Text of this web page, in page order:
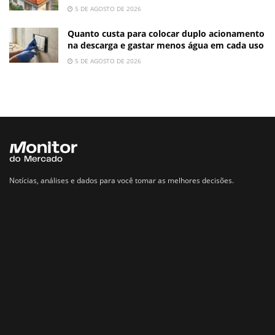
5 DE AGOSTO DE 2026
Quanto custa para colocar duplo acionamento
na descarga e gastar menos água em cada uso
5 DE AGOSTO DE 2026
Notícias, análises e dados para você tomar as melhores decisões.